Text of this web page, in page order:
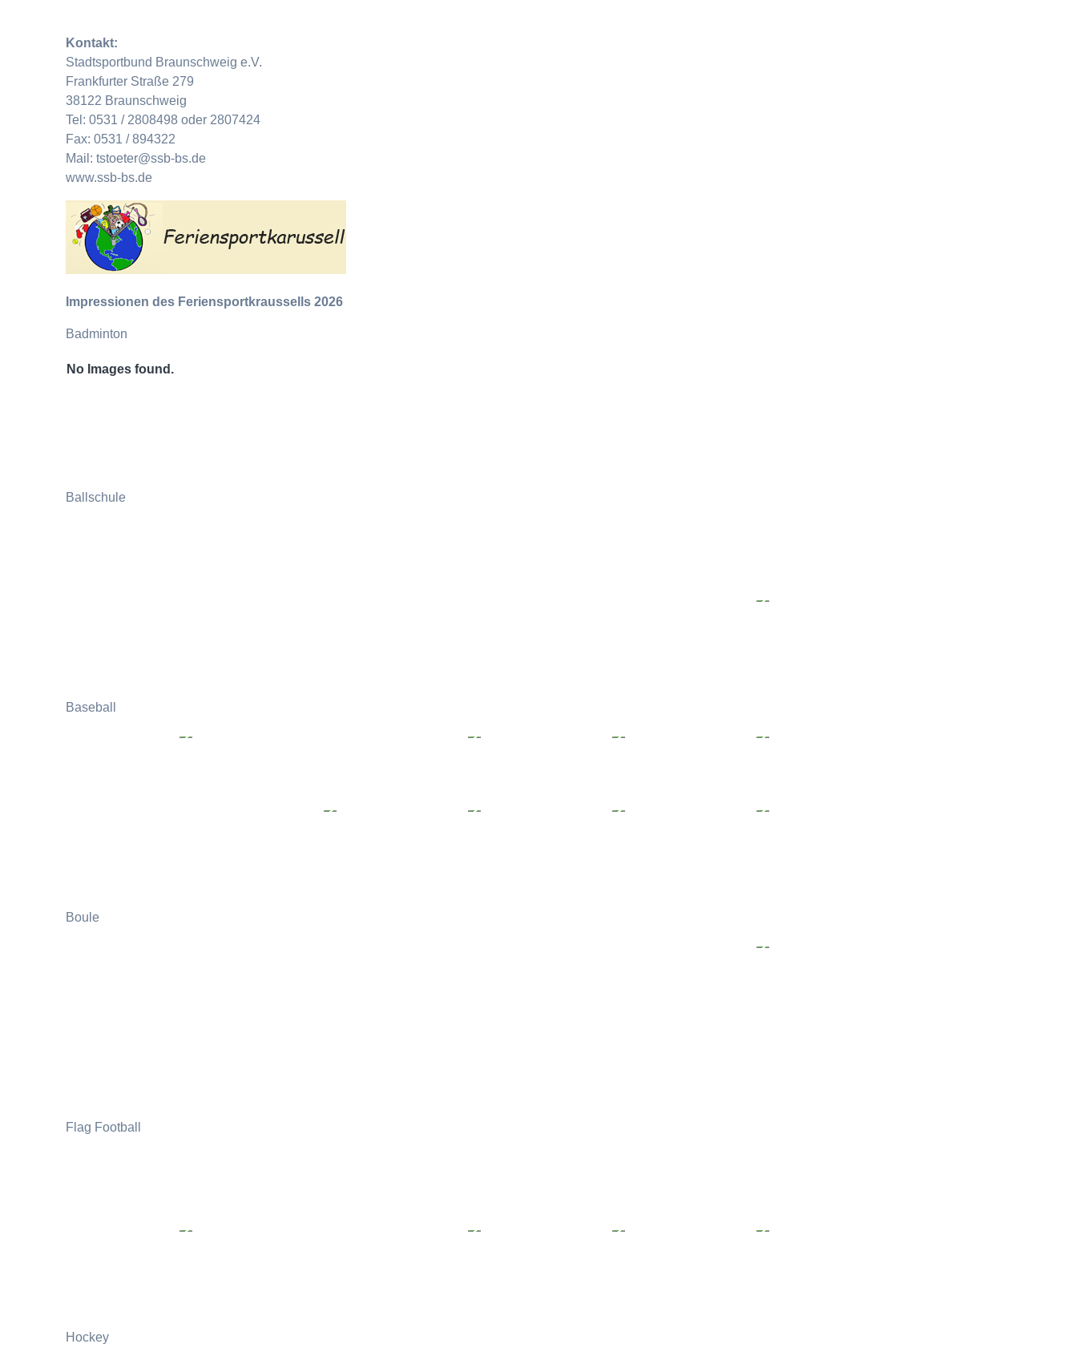
Kontakt:
Stadtsportbund Braunschweig e.V.
Frankfurter Straße 279
38122 Braunschweig
Tel: 0531 / 2808498 oder 2807424
Fax: 0531 / 894322
Mail: tstoeter@ssb-bs.de
www.ssb-bs.de
Impressionen des Feriensportkraussells 2026
Badminton
No Images found.
Ballschule
Baseball
Boule
Flag Football
Hockey